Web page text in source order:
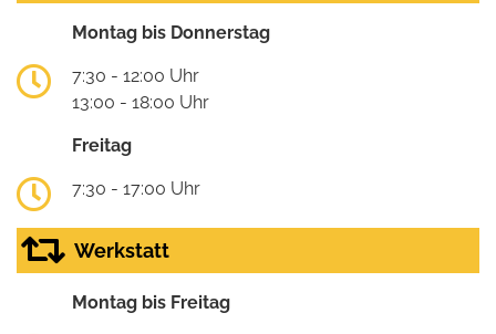
Montag bis Donnerstag
7:30 - 12:00 Uhr
13:00 - 18:00 Uhr
Freitag
7:30 - 17:00 Uhr
Werkstatt
Montag bis Freitag